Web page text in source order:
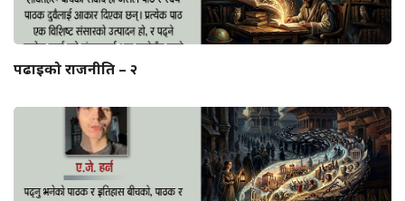
पढाइको राजनीति – २